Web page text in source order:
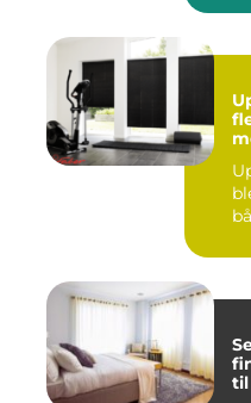
til